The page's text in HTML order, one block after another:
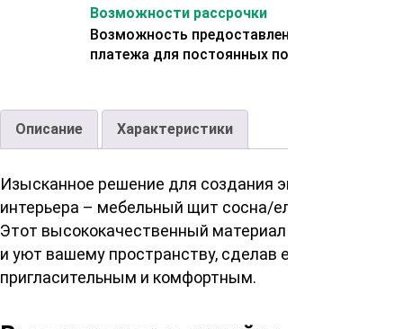
Возможности рассрочки
Возможность предоставления отсрочки
платежа для постоянных покупателей.
Описание Характеристики
Изысканное решение для создания эксклюзивного
интерьера – мебельный щит сосна/ель сорт АВ.
Этот высококачественный материал придаст тепло
и уют вашему пространству, сделав его более
пригласительным и комфортным.